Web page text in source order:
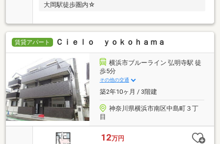
大岡駅徒歩圏内☆
賃貸アパート Ｃｉｅｌｏ ｙｏｋｏｈａｍａ
横浜市ブルーライン 弘明寺駅 徒
歩5分
その他の交通
築2年10ヶ月 / 3階建
神奈川県横浜市南区中島町３丁
目
12万円